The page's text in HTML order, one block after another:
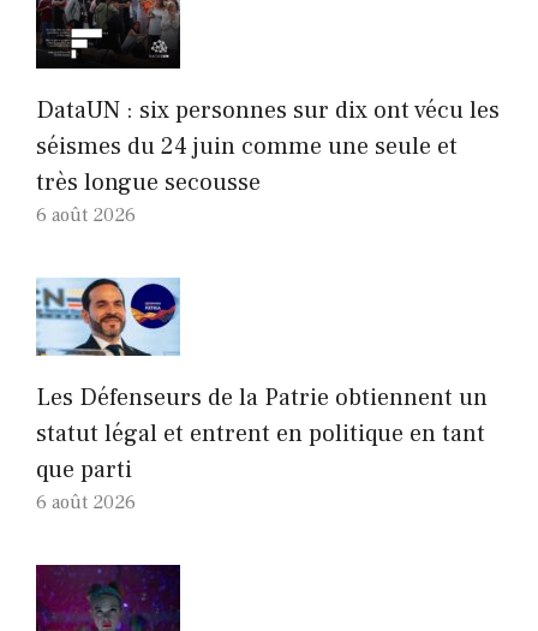
DataUN : six personnes sur dix ont vécu les
séismes du 24 juin comme une seule et
très longue secousse
6 août 2026
Les Défenseurs de la Patrie obtiennent un
statut légal et entrent en politique en tant
que parti
6 août 2026